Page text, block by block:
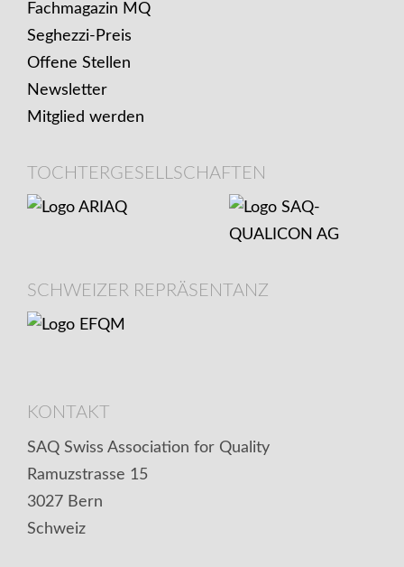
Fachmagazin MQ
Seghezzi-Preis
Offene Stellen
Newsletter
Mitglied werden
TOCHTERGESELLSCHAFTEN
SCHWEIZER REPRÄSENTANZ
KONTAKT
SAQ Swiss Association for Quality
Ramuzstrasse 15
3027 Bern
Schweiz